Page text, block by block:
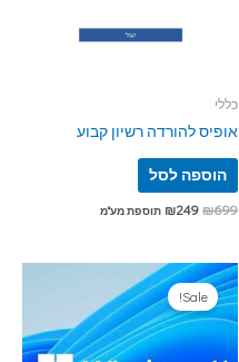
כללי
אופיס להורדה רשיון קבוע
הוספה לסל
₪699
₪249 תוספת מע"מ
Sale!